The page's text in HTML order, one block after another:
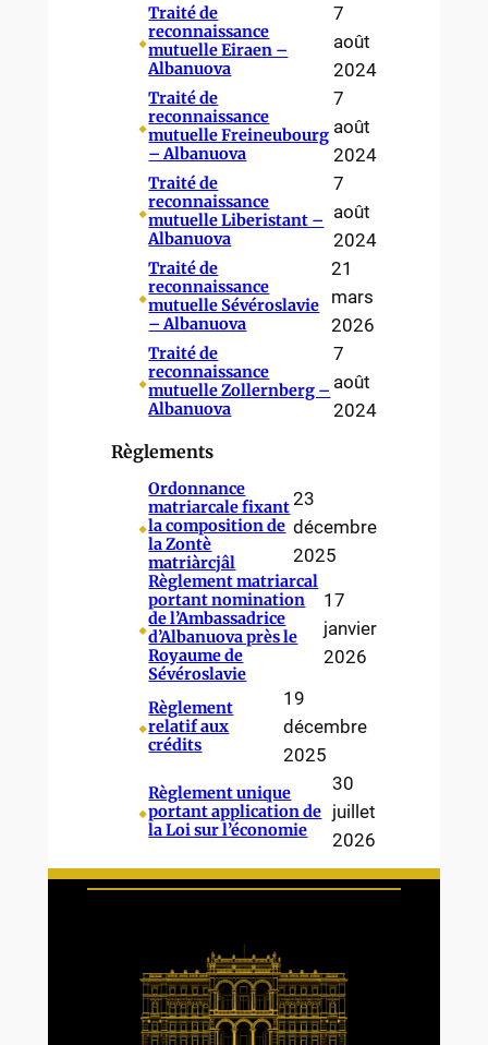
⬥
Traité de
reconnaissance
mutuelle Eiraen –
Albanuova
7
août
2024
⬥
Traité de
reconnaissance
mutuelle Freineubourg
– Albanuova
7
août
2024
⬥
Traité de
reconnaissance
mutuelle Liberistant –
Albanuova
7
août
2024
⬥
Traité de
reconnaissance
mutuelle Sévéroslavie
– Albanuova
21
mars
2026
⬥
Traité de
reconnaissance
mutuelle Zollernberg –
Albanuova
7
août
2024
Règlements
⬥
Ordonnance
matriarcale fixant
la composition de
la Zontè
matriàrcjâl
23
décembre
2025
⬥
Règlement matriarcal
portant nomination
de l’Ambassadrice
d’Albanuova près le
Royaume de
Sévéroslavie
17
janvier
2026
⬥
Règlement
relatif aux
crédits
19
décembre
2025
⬥
Règlement unique
portant application de
la Loi sur l’économie
30
juillet
2026